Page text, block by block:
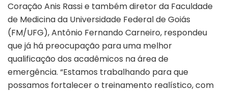
Coração Anis Rassi e também diretor da Faculdade
de Medicina da Universidade Federal de Goiás
(FM/UFG), Antônio Fernando Carneiro, respondeu
que já há preocupação para uma melhor
qualificação dos acadêmicos na área de
emergência. “Estamos trabalhando para que
possamos fortalecer o treinamento realístico, com